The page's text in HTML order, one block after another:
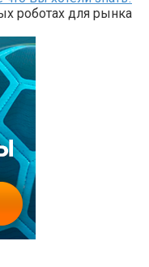
роботах для рынка